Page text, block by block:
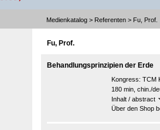
Medienkatalog > Referenten > Fu, Prof.
Fu, Prof.
Behandlungsprinzipien der Erde
Kongress: TCM
180 min, chin./
Inhalt / abstract
Über den Shop